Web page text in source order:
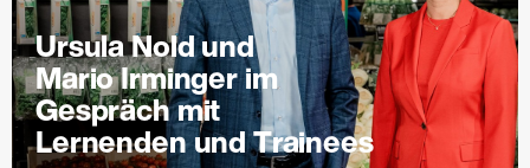
Ursula Nold und
Mario Irminger im
Gespräch mit
Lernenden und Trainees